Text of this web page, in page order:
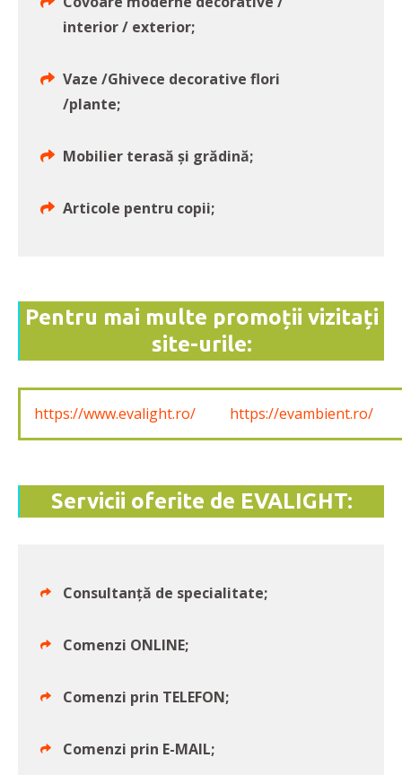
interior / exterior;
Vaze /Ghivece decorative flori
/plante;
Mobilier terasă și grădină;
Articole pentru copii;
Pentru mai multe promoții vizitați
site-urile:
https://www.evalight.ro/ https://evambient.ro/
Servicii oferite de EVALIGHT:
Consultanță de specialitate;
Comenzi ONLINE;
Comenzi prin TELEFON;
Comenzi prin E-MAIL;